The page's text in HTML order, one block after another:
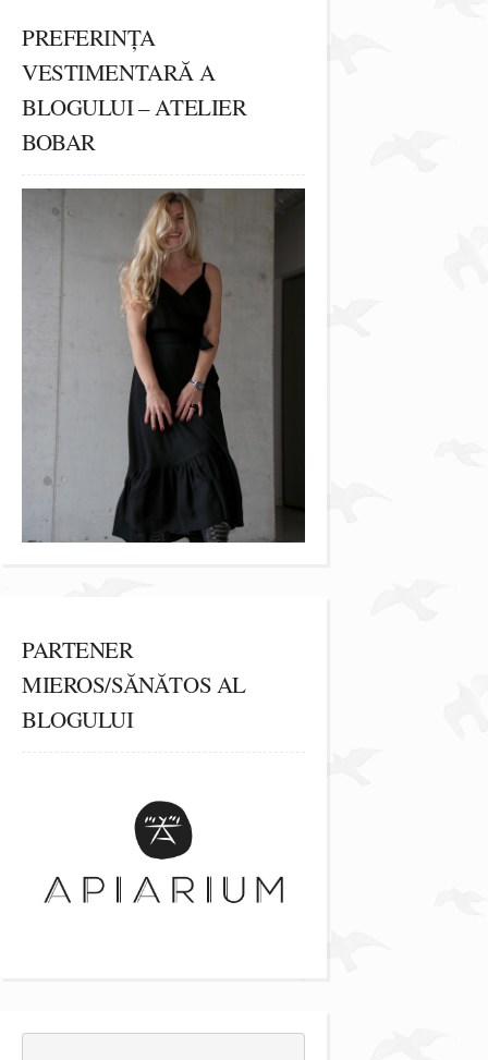
PREFERINȚA
VESTIMENTARĂ A
BLOGULUI – ATELIER
BOBAR
PARTENER
MIEROS/SĂNĂTOS AL
BLOGULUI